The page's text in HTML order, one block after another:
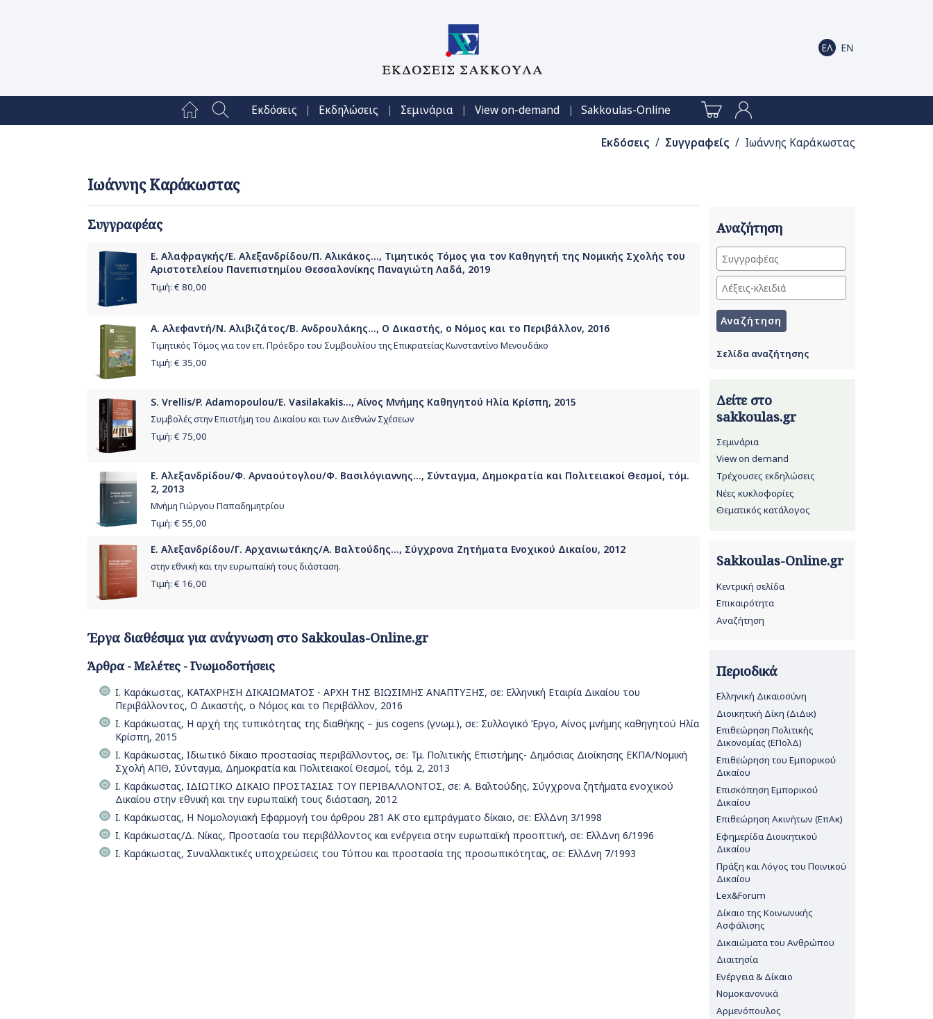
Εκδόσεις | Εκδηλώσεις | Σεμινάρια | View on-demand | Sakkoulas-Online
Εκδόσεις / Συγγραφείς / Ιωάννης Καράκωστας
Ιωάννης Καράκωστας
Συγγραφέας
Ε. Αλαφραγκής/Ε. Αλεξανδρίδου/Π. Αλικάκος..., Τιμητικός Τόμος για τον Καθηγητή της Νομικής Σχολής του
Αριστοτελείου Πανεπιστημίου Θεσσαλονίκης Παναγιώτη Λαδά, 2019
Τιμή: € 80,00
Α. Αλεφαντή/Ν. Αλιβιζάτος/Β. Ανδρουλάκης..., Ο Δικαστής, ο Νόμος και το Περιβάλλον, 2016
Τιμητικός Τόμος για τον επ. Πρόεδρο του Συμβουλίου της Επικρατείας Κωνσταντίνο Μενουδάκο
Τιμή: € 35,00
S. Vrellis/P. Adamopoulou/E. Vasilakakis..., Αίνος Μνήμης Καθηγητού Ηλία Κρίσπη, 2015
Συμβολές στην Επιστήμη του Δικαίου και των Διεθνών Σχέσεων
Τιμή: € 75,00
Ε. Αλεξανδρίδου/Φ. Αρναούτογλου/Φ. Βασιλόγιαννης..., Σύνταγμα, Δημοκρατία και Πολιτειακοί Θεσμοί, τόμ.
2, 2013
Μνήμη Γιώργου Παπαδημητρίου
Τιμή: € 55,00
Ε. Αλεξανδρίδου/Γ. Αρχανιωτάκης/Α. Βαλτούδης..., Σύγχρονα Ζητήματα Ενοχικού Δικαίου, 2012
στην εθνική και την ευρωπαϊκή τους διάσταση.
Τιμή: € 16,00
Έργα διαθέσιμα για ανάγνωση στο Sakkoulas-Online.gr
Άρθρα - Μελέτες - Γνωμοδοτήσεις
Ι. Καράκωστας, ΚΑΤΑΧΡΗΣΗ ΔΙΚΑΙΩΜΑΤΟΣ - ΑΡΧΗ ΤΗΣ ΒΙΩΣΙΜΗΣ ΑΝΑΠΤΥΞΗΣ, σε: Ελληνική Εταιρία Δικαίου του
Περιβάλλοντος, Ο Δικαστής, ο Νόμος και το Περιβάλλον, 2016
Ι. Καράκωστας, Η αρχή της τυπικότητας της διαθήκης – jus cogens (γνωμ.), σε: Συλλογικό Έργο, Αίνος μνήμης καθηγητού Ηλία
Κρίσπη, 2015
Ι. Καράκωστας, Ιδιωτικό δίκαιο προστασίας περιβάλλοντος, σε: Τμ. Πολιτικής Επιστήμης- Δημόσιας Διοίκησης ΕΚΠΑ/Νομική
Σχολή ΑΠΘ, Σύνταγμα, Δημοκρατία και Πολιτειακοί Θεσμοί, τόμ. 2, 2013
Ι. Καράκωστας, ΙΔΙΩΤΙΚΟ ΔΙΚΑΙΟ ΠΡΟΣΤΑΣΙΑΣ ΤΟΥ ΠΕΡΙΒΑΛΛΟΝΤΟΣ, σε: Α. Βαλτούδης, Σύγχρονα ζητήματα ενοχικού
Δικαίου στην εθνική και την ευρωπαϊκή τους διάσταση, 2012
Ι. Καράκωστας, Η Νομολογιακή Εφαρμογή του άρθρου 281 ΑΚ στο εμπράγματο δίκαιο, σε: ΕλλΔνη 3/1998
Ι. Καράκωστας/Δ. Νίκας, Προστασία του περιβάλλοντος και ενέργεια στην ευρωπαϊκή προοπτική, σε: ΕλλΔνη 6/1996
Ι. Καράκωστας, Συναλλακτικές υποχρεώσεις του Τύπου και προστασία της προσωπικότητας, σε: ΕλλΔνη 7/1993
Αναζήτηση
Σελίδα αναζήτησης
Δείτε στο
sakkoulas.gr
Σεμινάρια
View on demand
Τρέχουσες εκδηλώσεις
Νέες κυκλοφορίες
Θεματικός κατάλογος
Sakkoulas-Online.gr
Κεντρική σελίδα
Επικαιρότητα
Αναζήτηση
Περιοδικά
Ελληνική Δικαιοσύνη
Διοικητική Δίκη (ΔιΔικ)
Επιθεώρηση Πολιτικής
Δικονομίας (ΕΠολΔ)
Επιθεώρηση του Εμπορικού
Δικαίου
Επισκόπηση Εμπορικού
Δικαίου
Επιθεώρηση Ακινήτων (ΕπΑκ)
Εφημερίδα Διοικητικού
Δικαίου
Πράξη και Λόγος του Ποινικού
Δικαίου
Lex&Forum
Δίκαιο της Κοινωνικής
Ασφάλισης
Δικαιώματα του Ανθρώπου
Διαιτησία
Ενέργεια & Δίκαιο
Νομοκανονικά
Αρμενόπουλος